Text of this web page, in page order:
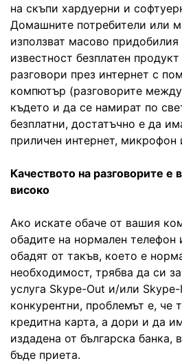
на скъпи хардуерни и
Домашните потребители или
използват масово
известност безплатен
разговори през интернет с
компютър (разговорите
където и да се намират по
безплатни, достатъчно е да
приличен интернет, микрофон
Качеството на разговорите е
високо
Ако искате обаче от вашия
обадите на нормален телефон
обадят от такъв, което е
необходимост, трябва да си
услуга Skype-Out и/или
конкурентни, проблемът е, че
кредитна карта, а дори и да
издадена от българска банка,
бъде приета.